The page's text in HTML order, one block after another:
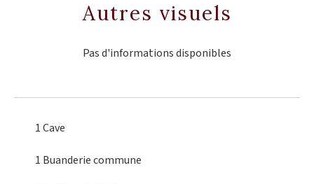
Autres visuels
Pas d'informations disponibles
1 Cave
1 Buanderiecommune